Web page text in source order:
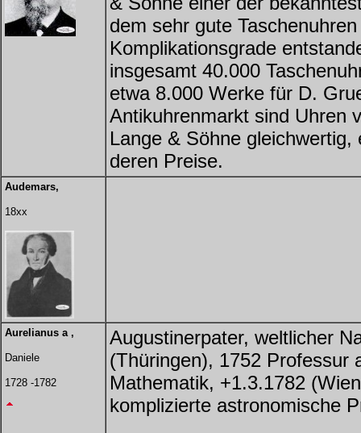
dem sehr gute
Komplikationsgrade
insgesamt 40.000
etwa 8.000 Werke für D.
Antikuhrenmarkt sind Uhren
Lange & Söhne
deren Preise.
Audemars,
18xx
Aurelianus a ,
Daniele
1728 -1782
Augustinerpater, weltlicher
(Thüringen), 1752 Professur
Mathematik, +1.3.1782
komplizierte astronomische